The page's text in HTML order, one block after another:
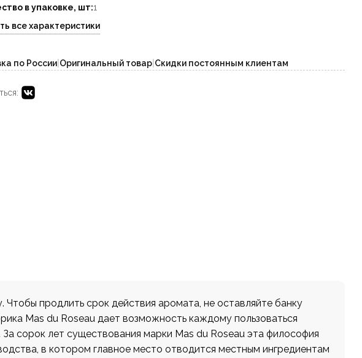
в упаковке, шт:1
все характеристики
по России Оригинальный товар Скидки постоянным клиентам
продлить срок действия аромата, не оставляйте банку
Mas du Roseau дает возможность каждому пользоваться
сорок лет существования марки Mas du Roseau эта философия
в котором главное место отводится местным ингредиентам